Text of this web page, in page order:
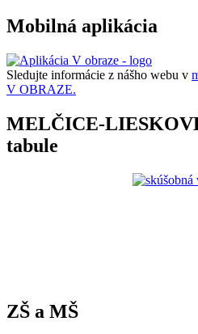
Mobilná aplikácia
Sledujte informácie z nášho webu v
V OBRAZE.
MELČICE-
tabule
ZŠ a MŠ